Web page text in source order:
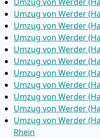
Umzug von Werder
Umzug von Werder
Umzug von Werder
Umzug von Werder
Umzug von Werder
Umzug von Werder
Umzug von Werder
Umzug von Werder
Umzug von Werder
Umzug von Werder
Rhein